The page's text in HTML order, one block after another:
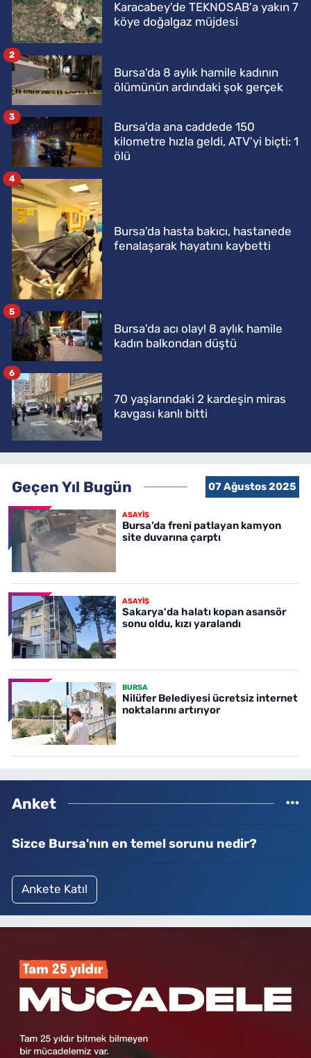
Karacabey'de TEKNOSAB'a yakın 7
köye doğalgaz müjdesi
Bursa'da 8 aylık hamile kadının
ölümünün ardındaki şok gerçek
2
Bursa'da ana caddede 150
kilometre hızla geldi, ATV'yi biçti: 1
ölü
3
Bursa'da hasta bakıcı, hastanede
fenalaşarak hayatını kaybetti
4
Bursa'da acı olay! 8 aylık hamile
kadın balkondan düştü
5
70 yaşlarındaki 2 kardeşin miras
kavgası kanlı bitti
6
Geçen Yıl Bugün 07 Ağustos 2025
ASAYİŞ
Bursa’da freni patlayan kamyon
site duvarına çarptı
ASAYİŞ
Sakarya'da halatı kopan asansör
sonu oldu, kızı yaralandı
BURSA
Nilüfer Belediyesi ücretsiz internet
noktalarını artırıyor
Anket
Sizce Bursa'nın en temel sorunu nedir?
Ankete Katıl